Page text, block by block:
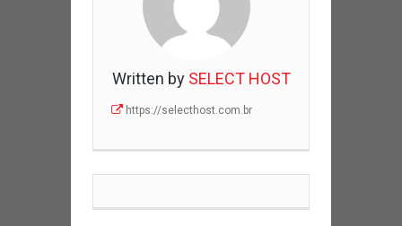
Written by SELECT HOST
https://selecthost.com.br